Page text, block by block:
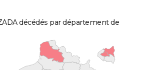
décédés par département de